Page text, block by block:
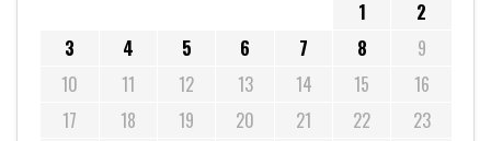
1
2
3
4 5 6 7 8
9
10
11 12 13 14 15
16
17
18 19 20 21 22
23